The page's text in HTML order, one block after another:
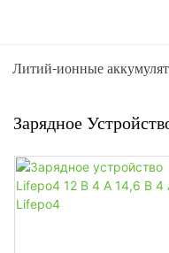
Литий-ионные
Зарядное